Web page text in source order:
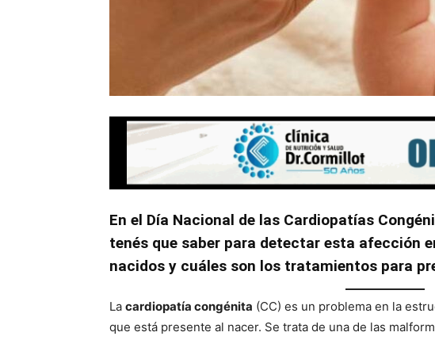
En el Día Nacional de las Cardiopatías
tenés que saber para detectar esta afección
nacidos y cuáles son los tratamientos para
La cardiopatía congénita (CC) es un problema en la
que está presente al nacer. Se trata de una de las